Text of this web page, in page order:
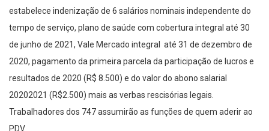
estabelece indenização de 6 salários nominais independente do
tempo de serviço, plano de saúde com cobertura integral até 30
de junho de 2021, Vale Mercado integral até 31 de dezembro de
2020, pagamento da primeira parcela da participação de lucros e
resultados de 2020 (R$ 8.500) e do valor do abono salarial
20202021 (R$2.500) mais as verbas rescisórias legais.
Trabalhadores dos 747 assumirão as funções de quem aderir ao
PDV.